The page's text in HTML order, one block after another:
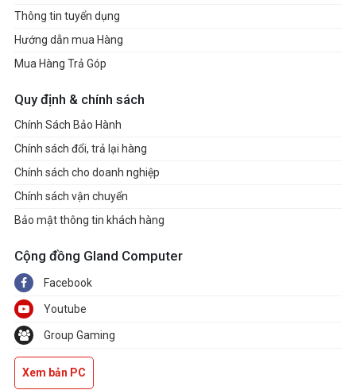
Thông tin tuyển dụng
Hướng dẫn mua Hàng
Mua Hàng Trả Góp
Quy định & chính sách
Chính Sách Bảo Hành
Chính sách đổi, trả lại hàng
Chính sách cho doanh nghiệp
Chính sách vận chuyển
Bảo mật thông tin khách hàng
Cộng đồng Gland Computer
Facebook
Youtube
Group Gaming
Xem bản PC